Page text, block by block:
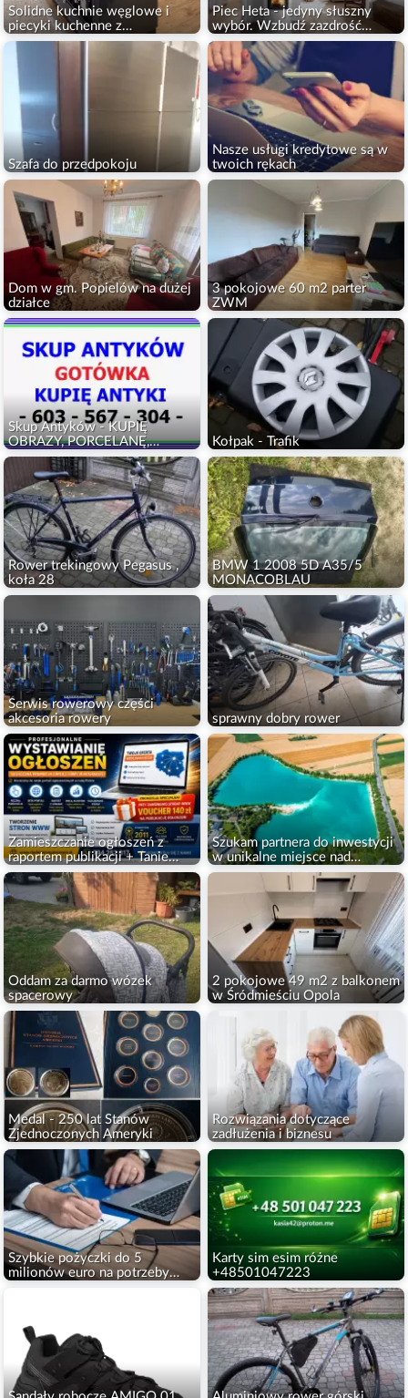
Solidne kuchnie węglowe i
piecyki kuchenne z
szamotowym paleniskiem.
Piec Heta - jedyny słuszny
wybór. Wzbudź zazdrość
kojącym ciepłem.
Szafa do przedpokoju
Nasze usługi kredytowe są w
twoich rękach
Dom w gm. Popielów na dużej
działce
3 pokojowe 60 m2 parter
ZWM
Skup Antyków - KUPIĘ
OBRAZY, PORCELANĘ,
SREBRO, FIGURKI, SZKŁO,
LASKI itp.
Kołpak - Trafik
Rower trekingowy Pegasus ,
koła 28
BMW 1 2008 5D A35/5
MONACOBLAU
Serwis rowerowy części
akcesoria rowery
sprawny dobry rower
Zamieszczanie ogłoszeń z
raportem publikacji + Tanie
strony WWW
Szukam partnera do inwestycji
w unikalne miejsce nad
jeziorem
Oddam za darmo wózek
spacerowy
2 pokojowe 49 m2 z balkonem
w Śródmieściu Opola
Medal - 250 lat Stanów
Zjednoczonych Ameryki
Rozwiązania dotyczące
zadłużenia i biznesu
Szybkie pożyczki do 5
milionów euro na potrzeby
osobiste i biznesowe
Karty sim esim różne
+48501047223